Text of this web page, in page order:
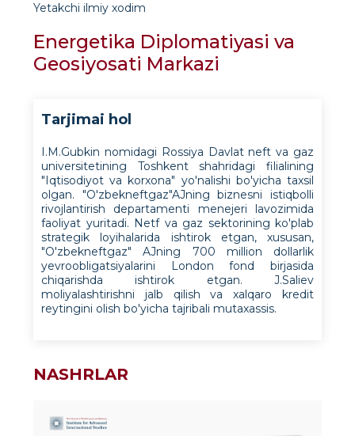
Yetakchi ilmiy xodim
Energetika Diplomatiyasi va
Geosiyosati Markazi
Tarjimai hol
I.M.Gubkin nomidagi Rossiya Davlat neft va gaz
universitetining Toshkent shahridagi filialining
"Iqtisodiyot va korxona" yo'nalishi bo'yicha taxsil
olgan. "O'zbekneftgaz"AJning biznesni istiqbolli
rivojlantirish departamenti menejeri lavozimida
faoliyat yuritadi. Netf va gaz sektorining ko'plab
strategik loyihalarida ishtirok etgan, xususan,
"O'zbekneftgaz" AJning 700 million dollarlik
yevroobligatsiyalarini London fond birjasida
chiqarishda ishtirok etgan. J.Saliev
moliyalashtirishni jalb qilish va xalqaro kredit
reytingini olish bo'yicha tajribali mutaxassis.
NASHRLAR